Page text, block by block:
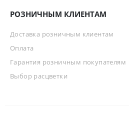
РОЗНИЧНЫМ КЛИЕНТАМ
Доставка розничным клиентам
Оплата
Гарантия розничным покупателям
Выбор расцветки